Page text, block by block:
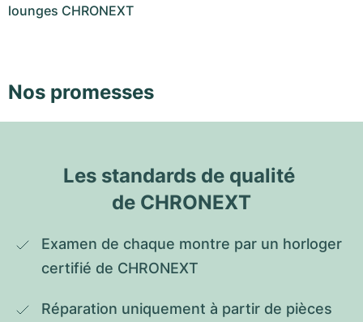
lounges CHRONEXT
Nos promesses
Les standards de qualité
de CHRONEXT
Examen de chaque montre par un horloger
certifié de CHRONEXT
Réparation uniquement à partir de pièces